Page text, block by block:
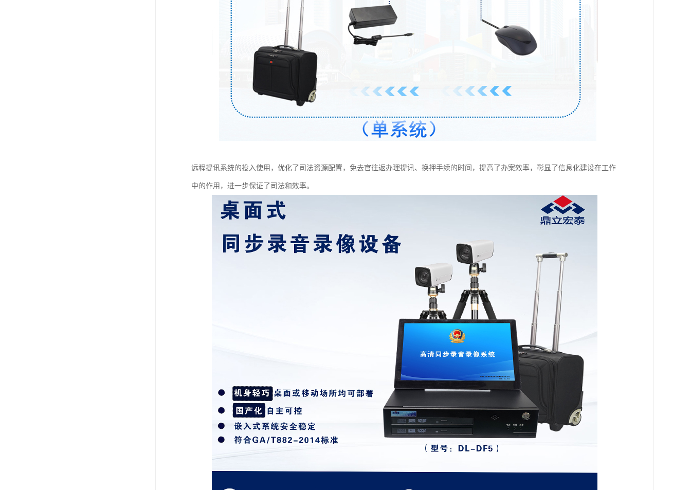
远程提讯系统的投入使用，优化了司法资源配置，免去官往返办理提讯、换押手续的时间，提高了办案效率，彰显了信息化建设在工作
中的作用，进一步保证了司法和效率。